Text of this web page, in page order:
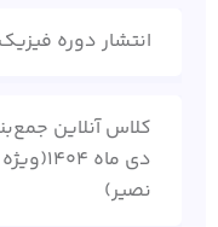
انتشار دوره فیزیک 1 مهندس شاه ابراهیمی
کلاس آنلاین
دی ماه
نصیر)